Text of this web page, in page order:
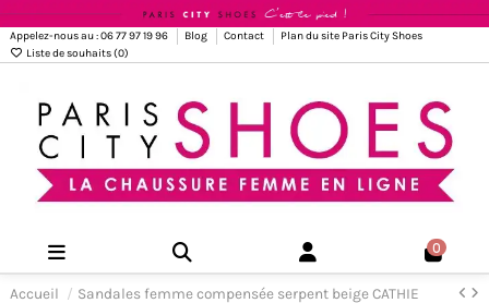
Appelez-nous au : 06 77 97 19 96 Blog Contact
Plan du site Paris City Shoes
Liste de souhaits (0)
0
Accueil Sandales femme compensée serpent beige CATHIE